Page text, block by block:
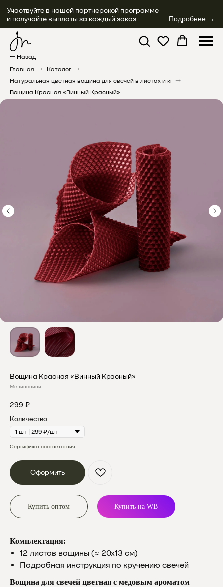
Участвуйте в нашей партнерской программе
и получайте выплаты за каждый заказ Подробнее →
← Назад
Главная → Каталог →
Натуральная цветная вощина для свечей в листах и кг →
Вощина Красная «Винный Красный»
Вощина Красная «Винный Красный»
Мелипонини
299 ₽
Количество
Сертификат соответствия
Оформить
Купить оптом Купить на WB
Комплектация:
12 листов вощины (≈ 20х13 см)
Подробная инструкция по кручению свечей
Вощина для свечей цветная с медовым ароматом